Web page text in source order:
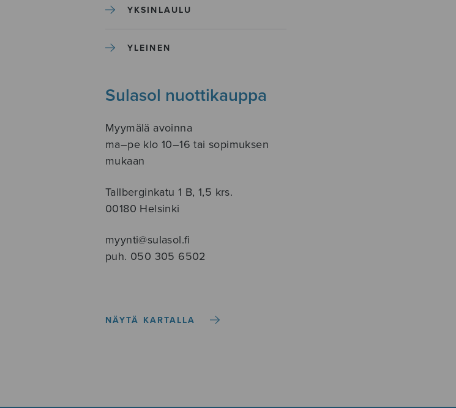
YKSINLAULU
YLEINEN
Sulasol nuottikauppa
Myymälä avoinna
ma–pe klo 10–16 tai sopimuksen
mukaan
Tallberginkatu 1 B, 1,5 krs.
00180 Helsinki
myynti@sulasol.fi
puh. 050 305 6502
NÄYTÄ KARTALLA